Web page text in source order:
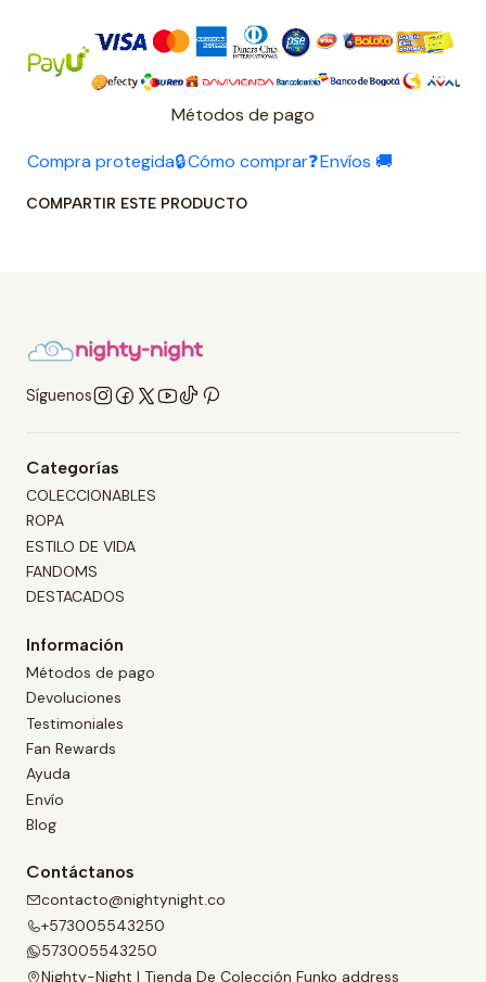
Métodos de pago
Compra protegida🔒Cómo comprar❓Envíos 🚚
COMPARTIR ESTE PRODUCTO
Síguenos
Categorías
COLECCIONABLES
ROPA
ESTILO DE VIDA
FANDOMS
DESTACADOS
Información
Métodos de pago
Devoluciones
Testimoniales
Fan Rewards
Ayuda
Envío
Blog
Contáctanos
contacto@nightynight.co
+573005543250
573005543250
Nighty-Night | Tienda De Colección Funko address